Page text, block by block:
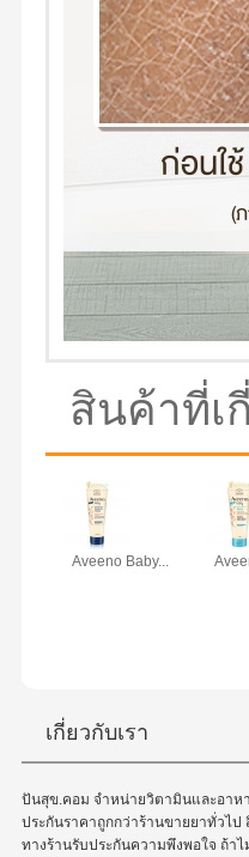
สินค้าที่เ
Aveeno Baby...
เกี่ยวกับเรา
ปันสุข.คอม จำหน่ายวิตามินและอาหา
ประกันราคาถูกกว่าร้านขายยาทั่วไป
ทางร้านรับประกันความพึงพอใจ ถ้า